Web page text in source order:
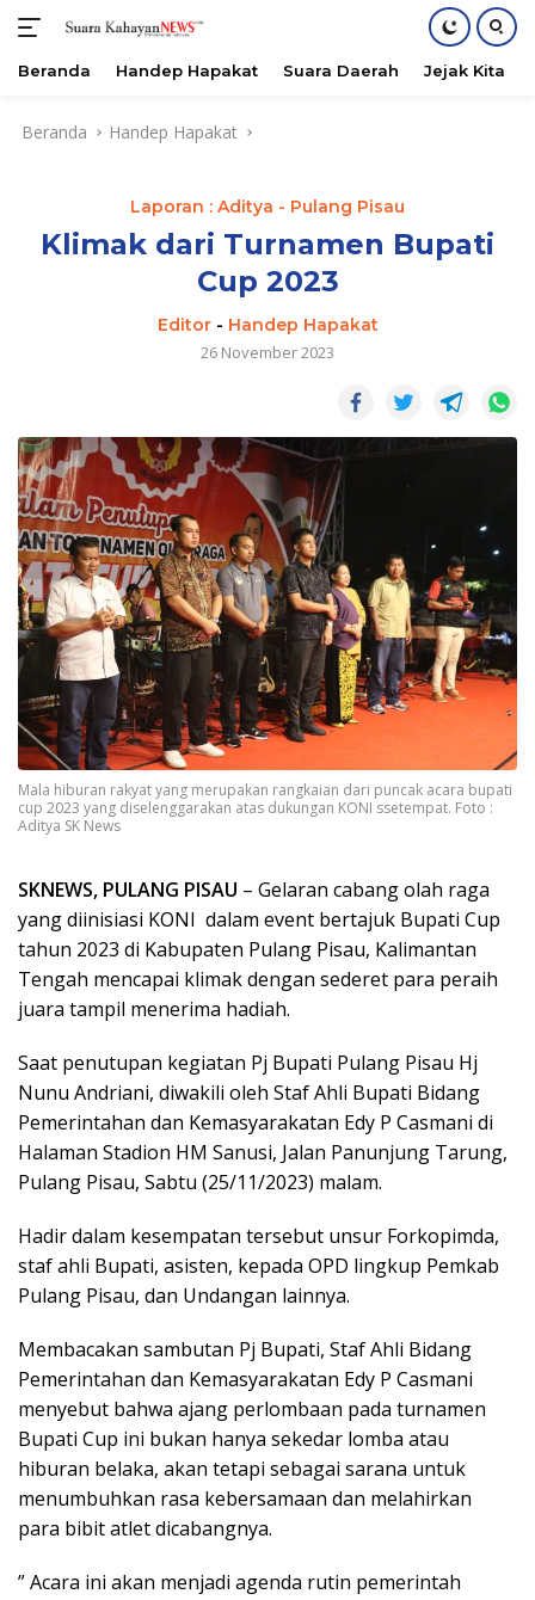
Beranda Handep Hapakat Suara Daerah Jejak Kita
Beranda Handep Hapakat
Laporan : Aditya - Pulang Pisau
Klimak dari Turnamen Bupati
Cup 2023
Editor- Handep Hapakat
26 November 2023
Mala hiburan rakyat yang merupakan rangkaian dari puncak acara bupati
cup 2023 yang diselenggarakan atas dukungan KONI ssetempat. Foto :
Aditya SK News
SKNEWS, PULANG PISAU – Gelaran cabang olah raga
yang diinisiasi KONI dalam event bertajuk Bupati Cup
tahun 2023 di Kabupaten Pulang Pisau, Kalimantan
Tengah mencapai klimak dengan sederet para peraih
juara tampil menerima hadiah.
Saat penutupan kegiatan Pj Bupati Pulang Pisau Hj
Nunu Andriani, diwakili oleh Staf Ahli Bupati Bidang
Pemerintahan dan Kemasyarakatan Edy P Casmani di
Halaman Stadion HM Sanusi, Jalan Panunjung Tarung,
Pulang Pisau, Sabtu (25/11/2023) malam.
Hadir dalam kesempatan tersebut unsur Forkopimda,
staf ahli Bupati, asisten, kepada OPD lingkup Pemkab
Pulang Pisau, dan Undangan lainnya.
Membacakan sambutan Pj Bupati, Staf Ahli Bidang
Pemerintahan dan Kemasyarakatan Edy P Casmani
menyebut bahwa ajang perlombaan pada turnamen
Bupati Cup ini bukan hanya sekedar lomba atau
hiburan belaka, akan tetapi sebagai sarana untuk
menumbuhkan rasa kebersamaan dan melahirkan
para bibit atlet dicabangnya.
” Acara ini akan menjadi agenda rutin pemerintah